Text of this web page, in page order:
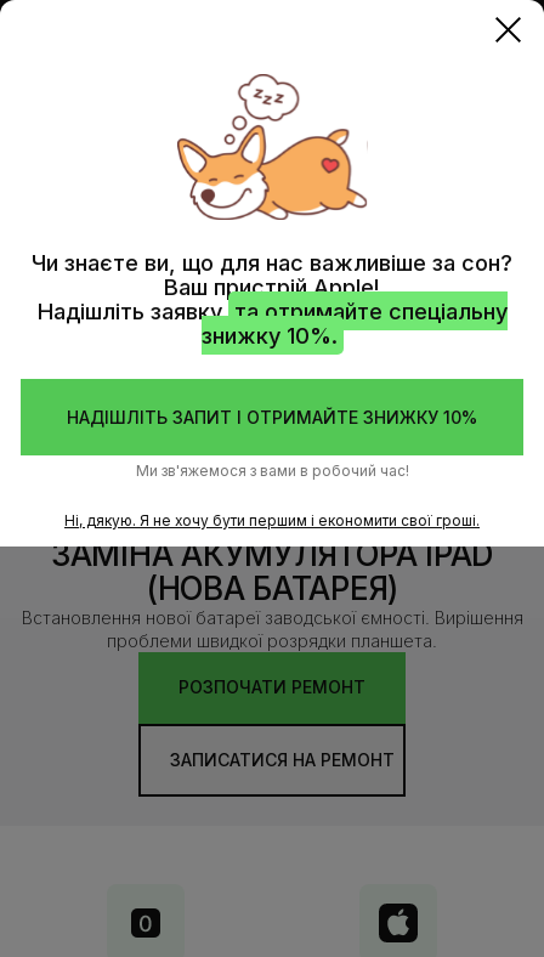
ЗАМІНА АКУМУЛЯТОРА IPAD
(НОВА БАТАРЕЯ)
Встановлення нової батареї заводської ємності. Вирішення
проблеми швидкої розрядки планшета.
РОЗПОЧАТИ РЕМОНТ
ЗАПИСАТИСЯ НА РЕМОНТ
ЗАМІНА АКУМУЛЯТОРА (НОВА БАТАРЕЯ)
Чи знаєте ви, що для нас важливіше за сон?
Ваш пристрій Apple!
Надішліть заявку та отримайте спеціальну
знижку 10%.
НАДІШЛІТЬ ЗАПИТ І ОТРИМАЙТЕ ЗНИЖКУ 10%
Ми зв'яжемося з вами в робочий час!
Ні, дякую. Я не хочу бути першим і економити свої гроші.